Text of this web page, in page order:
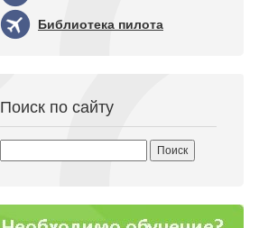
Библиотека пилота
Поиск по сайту